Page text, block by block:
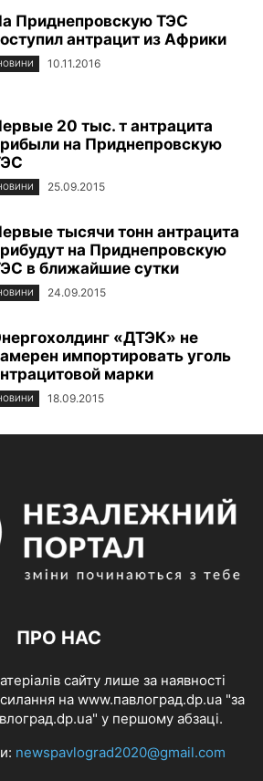
Приднепровскую ТЭС
антрацит из Африки
10.11.2016
20 тыс. т антрацита
на Приднепровскую
25.09.2015
тысячи тонн антрацита
на Приднепровскую
в ближайшие сутки
24.09.2015
«ДТЭК» не
импортировать уголь
марки
18.09.2015
ПРО НАС
сайту лише за наявності
на www.павлоград.dp.ua "за
у першому абзаці.
newspavlograd2020@gmail.com